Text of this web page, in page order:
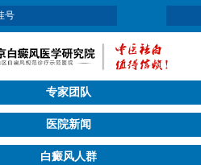
号
专家团队
医院新闻
白癜风人群